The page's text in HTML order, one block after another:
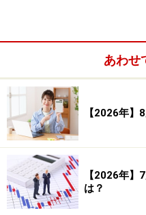
日経平均株価チャート。会
2月に入ってから株価が
あわせ
【2026年】
【2026年】
は？